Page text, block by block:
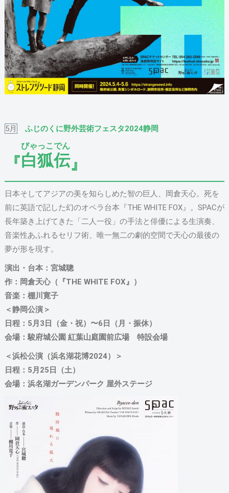
5月 ふじのくに野外芸術フェスタ2024静岡
『白狐伝
びゃっこでん
』
日本そしてアジアの美を知らしめた智の巨人、岡倉天心。死を
前に英語で記した幻のオペラ台本『THE WHITE FOX』。SPACが
長年築き上げてきた「二人一役」の手法と俳優による生演奏、
音楽性あふれるセリフ術、唯一無二の劇的空間で天心の最後の
夢が形を現す。
演出・台本：宮城聰
作：岡倉天心（『THE WHITE FOX』）
音楽：棚川寛子
＜静岡公演＞
日程：5月3日（金・祝）〜6日（月・振休）
会場：駿府城公園 紅葉山庭園前広場 特設会場
＜浜松公演（浜名湖花博2024）＞
日程：5月25日（土）
会場：浜名湖ガーデンパーク 屋外ステージ